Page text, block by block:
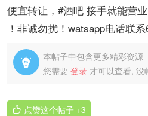
便宜转让，#酒吧 接手就能营业
！非诚勿扰！watsapp电话联

本帖子中包含更多精彩资源
您需要 登录 才可以查看, 没
 点赞这个帖子 +3